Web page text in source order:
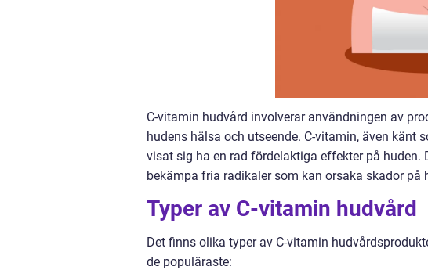
C-vitamin hudvård involverar användningen av
hudens hälsa och utseende. C-vitamin, även
visat sig ha en rad fördelaktiga effekter på
bekämpa fria radikaler som kan orsaka skador på
Typer av C-vitamin hudvård
Det finns olika typer av C-vitamin
de populäraste: